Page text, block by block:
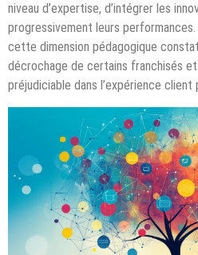
niveau d’expertise, d’intégrer les
progressivement leurs
cette dimension pédagogique
décrochage de certains franchisés
préjudiciable dans l’expérience client